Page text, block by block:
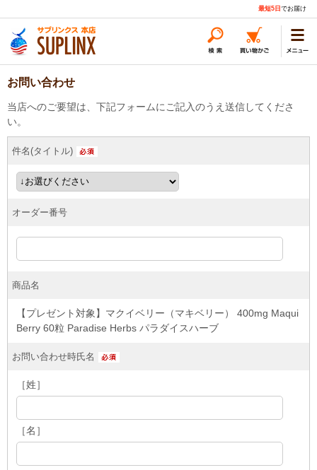
最短5日 でお届け
お問い合わせ
当店へのご要望は、下記フォームにご記入のうえ送信してくださ
い。
件名(タイトル)
オーダー番号
商品名
【プレゼント対象】マクイベリー（マキベリー） 400mg Maqui
Berry 60粒 Paradise Herbs パラダイスハーブ
お問い合わせ時氏名
［姓］
［名］